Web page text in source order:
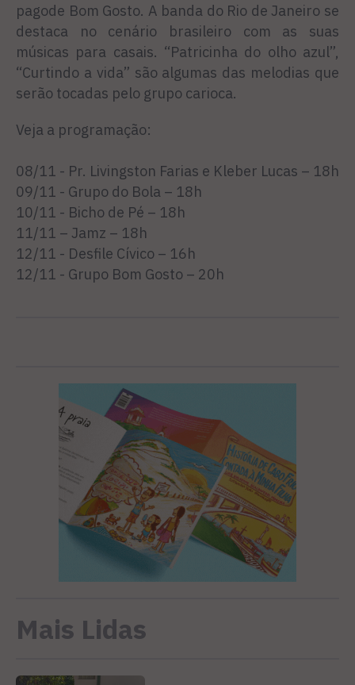
pagode Bom Gosto. A banda do Rio de Janeiro se
destaca no cenário brasileiro com as suas
músicas para casais. “Patricinha do olho azul”,
“Curtindo a vida” são algumas das melodias que
serão tocadas pelo grupo carioca.
Veja a programação:
08/11 - Pr. Livingston Farias e Kleber Lucas – 18h
09/11 - Grupo do Bola – 18h
10/11 - Bicho de Pé – 18h
11/11 – Jamz – 18h
12/11 - Desfile Cívico – 16h
12/11 - Grupo Bom Gosto – 20h
Mais Lidas